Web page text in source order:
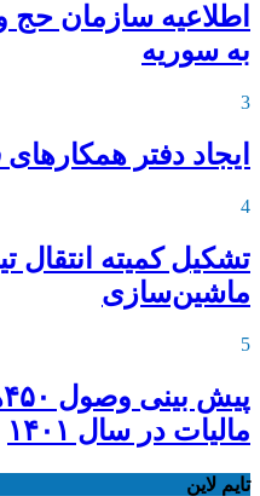
اطلاعیه‌ سازمان حج
به سوریه
3
ایجاد دفتر
4
تشکیل کمیته انتقال
ماشین‌سازی
5
مالیات در سال ۱۴۰۱
تایم لاین